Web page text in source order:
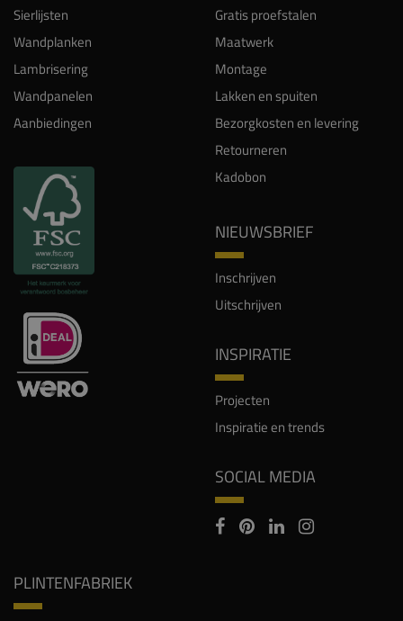
Sierlijsten
Wandplanken
Lambrisering
Wandpanelen
Aanbiedingen
Gratis proefstalen
Maatwerk
Montage
Lakken en spuiten
Bezorgkosten en levering
Retourneren
Kadobon
NIEUWSBRIEF
Inschrijven
Uitschrijven
INSPIRATIE
Projecten
Inspiratie en trends
SOCIAL MEDIA
PLINTENFABRIEK